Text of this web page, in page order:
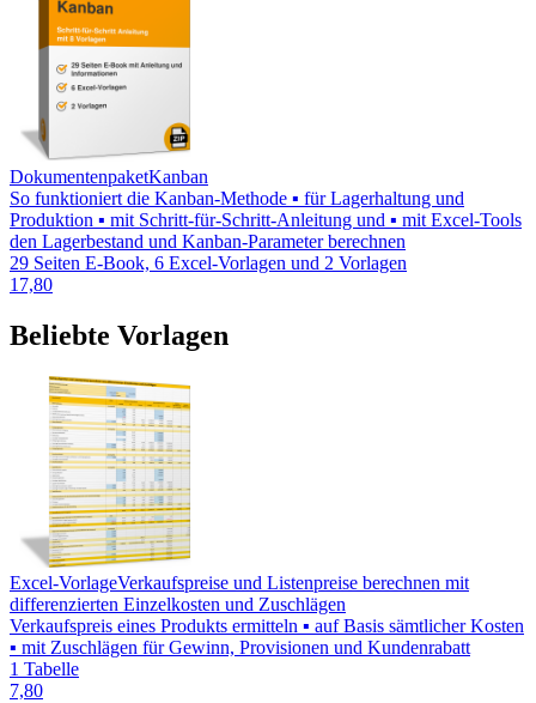
DokumentenpaketKanban
So funktioniert die Kanban-Methode ▪ für Lagerhaltung und
Produktion ▪ mit Schritt-für-Schritt-Anleitung und ▪ mit Excel-Tools
den Lagerbestand und Kanban-Parameter berechnen
29 Seiten E-Book, 6 Excel-Vorlagen und 2 Vorlagen
17,80
Beliebte Vorlagen
Excel-VorlageVerkaufspreise und Listenpreise berechnen mit
differenzierten Einzelkosten und Zuschlägen
Verkaufspreis eines Produkts ermitteln ▪ auf Basis sämtlicher Kosten
▪ mit Zuschlägen für Gewinn, Provisionen und Kundenrabatt
1 Tabelle
7,80